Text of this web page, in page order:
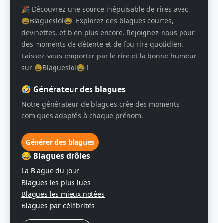
🎉 Découvrez une source inépuisable de rires avec
😄Blagueslol😂. Explorez des blagues courtes,
devinettes, et bien plus encore. Rejoignez-nous pour
des moments de détente et de fou rire quotidien.
Laissez-vous emporter par le rire et la bonne humeur
sur 😄Blagueslol😂 !
🤣 Générateur des blagues
Notre générateur de blagues crée des moments
comiques adaptés à chaque prénom.
Générer des blagues
😂 Blagues drôles
La Blague du jour
Blagues les plus lues
Blagues les mieux notées
Blagues par célébrités